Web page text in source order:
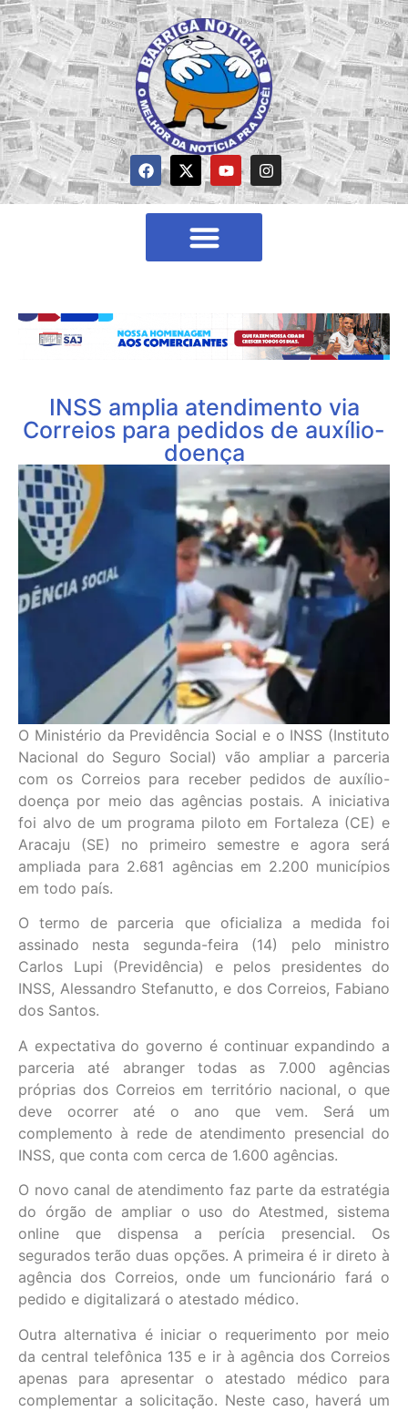
INSS amplia atendimento via
Correios para pedidos de auxílio-
doença
O Ministério da Previdência Social e o INSS (Instituto
Nacional do Seguro Social) vão ampliar a parceria
com os Correios para receber pedidos de auxílio-
doença por meio das agências postais. A iniciativa
foi alvo de um programa piloto em Fortaleza (CE) e
Aracaju (SE) no primeiro semestre e agora será
ampliada para 2.681 agências em 2.200 municípios
em todo país.
O termo de parceria que oficializa a medida foi
assinado nesta segunda-feira (14) pelo ministro
Carlos Lupi (Previdência) e pelos presidentes do
INSS, Alessandro Stefanutto, e dos Correios, Fabiano
dos Santos.
A expectativa do governo é continuar expandindo a
parceria até abranger todas as 7.000 agências
próprias dos Correios em território nacional, o que
deve ocorrer até o ano que vem. Será um
complemento à rede de atendimento presencial do
INSS, que conta com cerca de 1.600 agências.
O novo canal de atendimento faz parte da estratégia
do órgão de ampliar o uso do Atestmed, sistema
online que dispensa a perícia presencial. Os
segurados terão duas opções. A primeira é ir direto à
agência dos Correios, onde um funcionário fará o
pedido e digitalizará o atestado médico.
Outra alternativa é iniciar o requerimento por meio
da central telefônica 135 e ir à agência dos Correios
apenas para apresentar o atestado médico para
complementar a solicitação. Neste caso, haverá um